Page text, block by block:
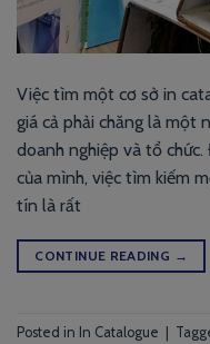
Việc tìm một cơ sở in
giá cả phải chăng là một
doanh nghiệp và tổ
của mình, việc tìm kiếm
tín là rất
CONTINUE READING →
Posted in In Catalogue